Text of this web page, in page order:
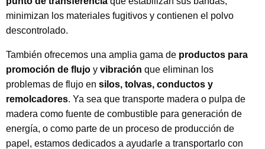
minimizan los materiales fugitivos y contienen el polvo
descontrolado.
También ofrecemos una amplia gama de productos para
promoción de flujo y vibración que eliminan los
problemas de flujo en silos, tolvas, conductos y
remolcadores. Ya sea que transporte madera o pulpa de
madera como fuente de combustible para generación de
energía, o como parte de un proceso de producción de
papel, estamos dedicados a ayudarle a transportarlo con